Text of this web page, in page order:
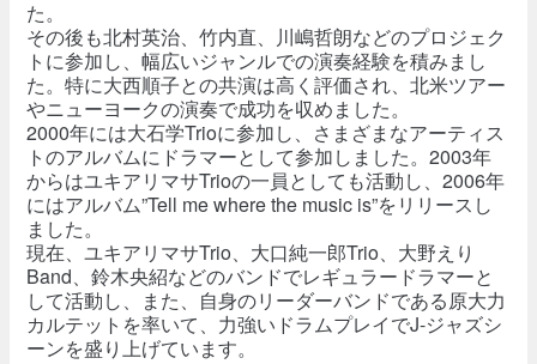
た。
その後も北村英治、竹内直、川嶋哲朗などのプロジェク
トに参加し、幅広いジャンルでの演奏経験を積みまし
た。特に大西順子との共演は高く評価され、北米ツアー
やニューヨークの演奏で成功を収めました。
2000年には大石学Trioに参加し、さまざまなアーティス
トのアルバムにドラマーとして参加しました。2003年
からはユキアリマサTrioの一員としても活動し、2006年
にはアルバム”Tell me where the music is”をリリースし
ました。
現在、ユキアリマサTrio、大口純一郎Trio、大野えり
Band、鈴木央紹などのバンドでレギュラードラマーと
して活動し、また、自身のリーダーバンドである原大力
カルテットを率いて、力強いドラムプレイでJ-ジャズシ
ーンを盛り上げています。